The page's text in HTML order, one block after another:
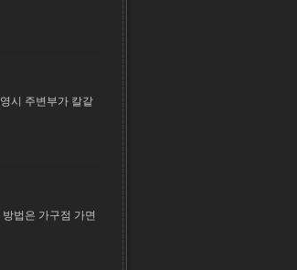
시 주변부가 칼같
법은 가구점 가면